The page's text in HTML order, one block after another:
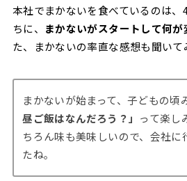
本社でまかないを食べているのは、
ちに、 まかないがスタートして何が
た、まかないの率直な感想も聞いて
まかないが始まって、子どもの頃
昼ご飯はなんだろう？」 って楽し
ちろん味も美味しいので、会社に
たね。